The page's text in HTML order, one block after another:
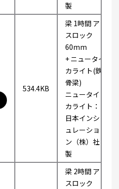
製
534.4KB
梁 1時間 ア
スロック
60mm
+ ニュータイ
カライト(鉄
骨梁)
ニュータイ
カライト：
日本インシ
ュレーショ
ン（株）社
製
梁 2時間 ア
スロック